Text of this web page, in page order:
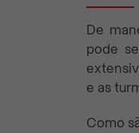
De
pode
e as
Como